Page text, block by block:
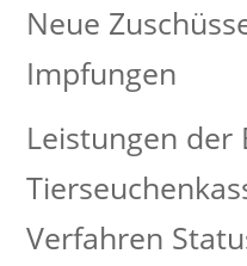
Neue
Impfungen
Leistungen der
Verfahren